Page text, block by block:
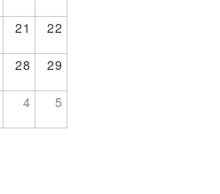
21 22
28 29
4 5